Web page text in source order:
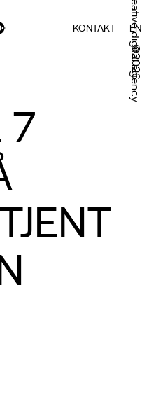
KONTAKT EN
Creative digital agency
©2026
7